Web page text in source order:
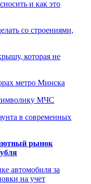
и как это
со строениями,
которая не
метро Минска
МЧС
в современных
рынок
автомобиля за
на учет